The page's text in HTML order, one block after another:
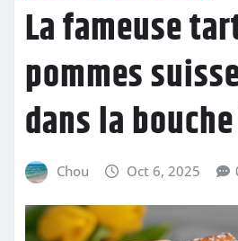
La fameuse
pommes
dans la
Chou Oct 6, 2025